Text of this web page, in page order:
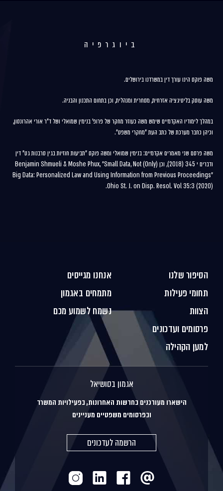
ביוגרפיה
משה פוקס הינו עורך דין במשרדנו בירושלים.
משה עוסק בליטיגציה אזרחית, מסחרית ומנהלית, וכן בתחום התכנון והבניה.
במהלך לימודיו האקדמיים שימש משה כעוזר מחקר של פרופ' בנימין שמואלי ושל ד"ר אורי אהרונסון,
וכיהן כחבר מערכת של כתב העת "מחקרי משפט".
משה פרסם שני מאמרים אקדמיים: בנימין שמואלי ומשה פוקס "תביעות חוזיות בגין סרבנות גט" דין
ודברים י 345 (2018), וכן Benjamin Shmueli & Moshe Phux, "Small Data, Not (Only)
Big Data: Personalized Law and Using Information from Previous Proceedings"
Ohio St. J. on Disp. Resol. Vol 35:3 (2020).
הסיפור שלנו
תחומי פעילות
הצוות
פרסומים ועדכונים
למען הקהילה
אנחנו מגייסים
מתמחים באגמון
נשמח לשמוע מכם
אגמון בסושיאל
הישארו מעודכנים בחדשות האחרונות, בפעילויות המשרד
ובפרסומים משפטיים מעניינים
הרשמה לעדכונים